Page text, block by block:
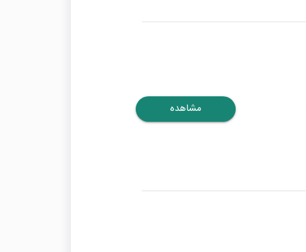
مشاهده